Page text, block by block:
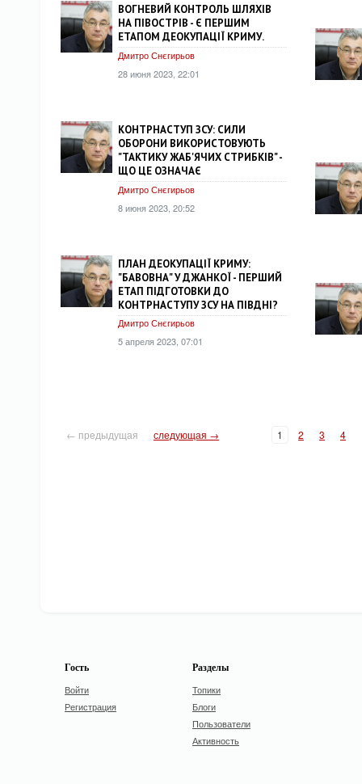
ВОГНЕВИЙ КОНТРОЛЬ ШЛЯХІВ
НА ПІВОСТРІВ - Є ПЕРШИМ
ЕТАПОМ ДЕОКУПАЦІЇ КРИМУ.
Дмитро Снєгирьов
28 июня 2023, 22:01
КОНТРНАСТУП ЗСУ: СИЛИ
ОБОРОНИ ВИКОРИСТОВУЮТЬ
"ТАКТИКУ ЖАБ'ЯЧИХ СТРИБКІВ" -
ЩО ЦЕ ОЗНАЧАЄ
Дмитро Снєгирьов
8 июня 2023, 20:52
ПЛАН ДЕОКУПАЦІЇ КРИМУ:
"БАВОВНА" У ДЖАНКОЇ - ПЕРШИЙ
ЕТАП ПІДГОТОВКИ ДО
КОНТРНАСТУПУ ЗСУ НА ПІВДНІ?
Дмитро Снєгирьов
5 апреля 2023, 07:01
← предыдущая следующая → 1 2 3 4
Гость
Войти
Регистрация
Разделы
Топики
Блоги
Пользователи
Активность